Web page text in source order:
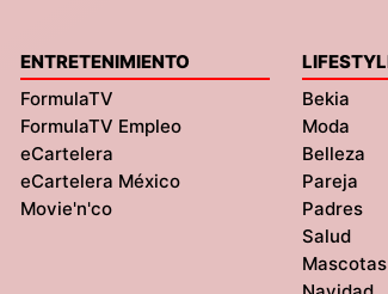
ENTRETENIMIENTO
FormulaTV
FormulaTV Empleo
eCartelera
eCartelera México
Movie'n'co
Bekia
Moda
Belleza
Pareja
Padres
Salud
Mascotas